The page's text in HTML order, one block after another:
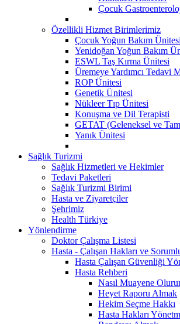
Çocuk
Özellikli Hizmet Birimlerimiz
Çocuk Yoğun Bakım Ünitesi
Yenidoğan Yoğun Bakım
ESWL Taş Kırma Ünitesi
Üremeye Yardımcı Tedavi
ROP Ünitesi
Genetik Ünitesi
Nükleer Tıp Ünitesi
Konuşma ve Dil Terapisti
GETAT (Geleneksel ve
Yanık Ünitesi
Sağlık Turizmi
Sağlık Hizmetleri ve Hekimler
Tedavi Paketleri
Sağlık Turizmi Birimi
Hasta ve Ziyaretçiler
Şehrimiz
Health Türkiye
Yönlendirme
Doktor Çalışma Listesi
Hasta - Çalışan Hakları ve
Hasta Çalışan Güvenliği
Hasta Rehberi
Nasıl Muayene
Heyet Raporu Almak
Hekim Seçme Hakkı
Hasta Hakları